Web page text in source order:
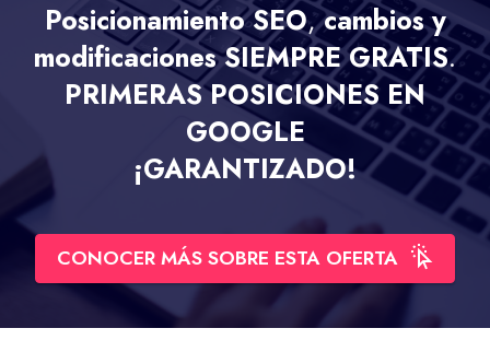
Posicionamiento SEO,cambios y
modificaciones SIEMPRE GRATIS.
PRIMERAS POSICIONES EN
GOOGLE
¡GARANTIZADO!
CONOCER MÁS SOBRE ESTA OFERTA